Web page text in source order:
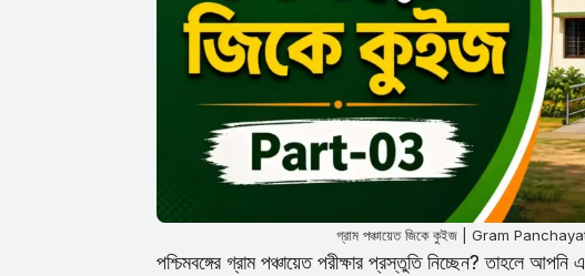
গ্রাম পঞ্চায়েত জিকে কুইজ | Gram
পশ্চিমবঙ্গের গ্রাম পঞ্চায়েত পরীক্ষার প্রস্তুতি নিচ্ছেন? তাহলে